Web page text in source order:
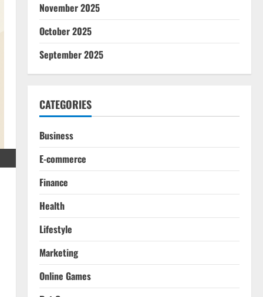
November 2025
October 2025
September 2025
CATEGORIES
Business
E-commerce
Finance
Health
Lifestyle
Marketing
Online Games